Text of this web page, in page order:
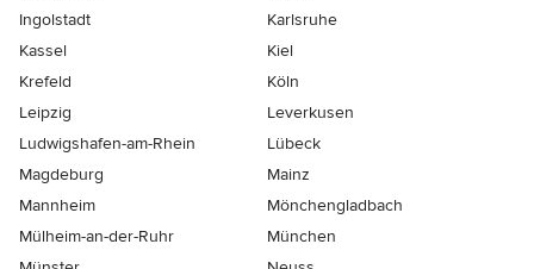
Ingolstadt
Karlsruhe
Kassel
Kiel
Krefeld
Köln
Leipzig
Leverkusen
Ludwigshafen-am-Rhein
Lübeck
Magdeburg
Mainz
Mannheim
Mönchen­gladbach
Mülheim-an-der-Ruhr
München